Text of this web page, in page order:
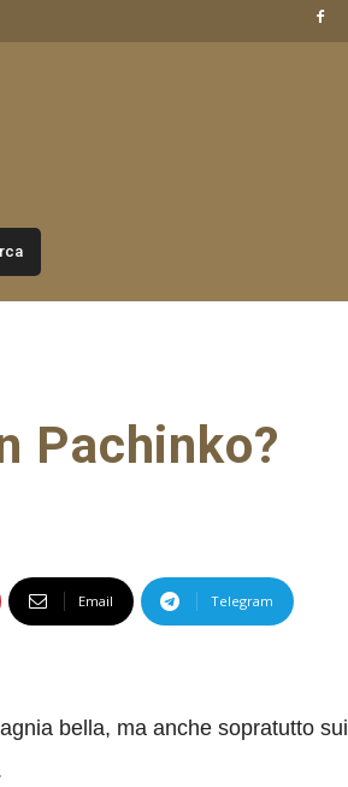
Pachinko?
Email Telegram
bella, ma anche sopratutto sui